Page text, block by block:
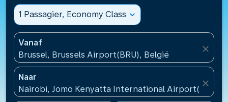
1 Passagier, Economy Class expand_more
Vanaf
Brussel, Brussels Airport(BRU), België
close
Naar
Nairobi, Jomo Kenyatta International Airport(NBO),
close